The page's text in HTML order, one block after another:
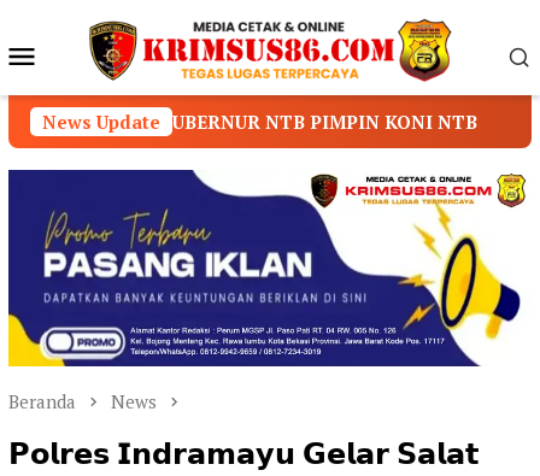
konten Menu
Mobile
News Update
NTB PIMPIN KONI NTB Prof. Dr. Sutan
Beranda News
𝗣𝗼𝗹𝗿𝗲𝘀 𝗜𝗻𝗱𝗿𝗮𝗺𝗮𝘆𝘂 𝗚𝗲𝗹𝗮𝗿 𝗦𝗮𝗹𝗮𝘁